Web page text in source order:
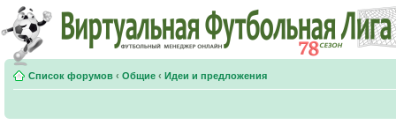
Список форумов ‹ Общие ‹ Идеи и предложения